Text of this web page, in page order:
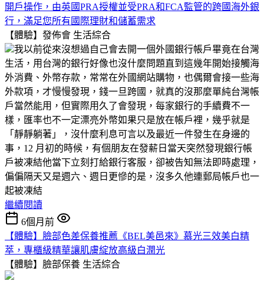
開戶操作，由英國PRA授權並受PRA和FCA監管的跨國海外銀
行，滿足您所有國際理財和儲蓄需求
【體驗】發佈會 生活綜合
我以前從來沒想過自己會去開一個外國銀行帳戶畢竟在台灣
生活，用台灣的銀行好像也沒什麼問題直到這幾年開始接觸海
外消費、外幣存款，常常在外國網站購物，也偶爾會接一些海
外款項，才慢慢發現，錢一旦跨國，就真的沒那麼單純台灣帳
戶當然能用，但實際用久了會發現，每家銀行的手續費不一
樣，匯率也不一定漂亮外幣如果只是放在帳戶裡，幾乎就是
「靜靜躺著」，沒什麼利息可言以及最近一件發生在身邊的
事，12 月初的時候，有個朋友在發薪日當天突然發現銀行帳
戶被凍結他當下立刻打給銀行客服，卻被告知無法即時處理，
偏偏隔天又是週六、週日更慘的是，沒多久他連郵局帳戶也一
起被凍結
繼續閱讀
6個月前
【體驗】臉部色差保養推薦《BEL美邑來》慕光三效美白精
萃，專櫃級精華讓肌膚綻放高級白潤光
【體驗】臉部保養 生活綜合